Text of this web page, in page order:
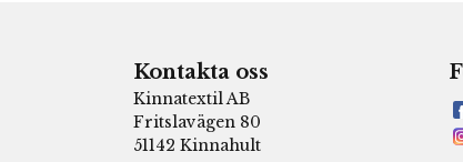
Kontakta oss
Kinnatextil AB
Fritslavägen 80
51142 Kinnahult